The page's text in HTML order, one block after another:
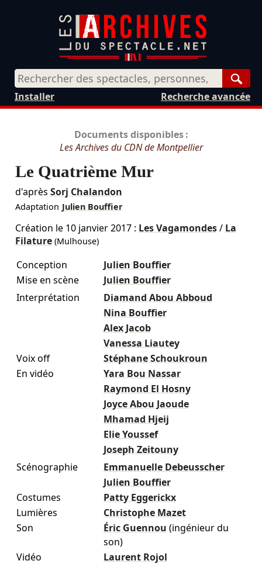
Recherche avancée
Installer
Documents disponibles :
Les Archives du CDN de Montpellier
Le Quatrième Mur
d'après Sorj Chalandon
Adaptation Julien Bouffier
Création le 10 janvier 2017: Les Vagamondes/ La
Filature(Mulhouse)
Conception
Julien Bouffier
Mise en scène
Julien Bouffier
Interprétation
Diamand Abou Abboud
Nina Bouffier
Alex Jacob
Vanessa Liautey
Voix off
Stéphane Schoukroun
En vidéo
Yara Bou Nassar
Raymond El Hosny
Joyce Abou Jaoude
Mhamad Hjeij
Elie Youssef
Joseph Zeitouny
Scénographie
Emmanuelle Debeusscher
Julien Bouffier
Costumes
Patty Eggerickx
Lumières
Christophe Mazet
Son
Éric Guennou (ingénieur du
son)
Vidéo
Laurent Rojol